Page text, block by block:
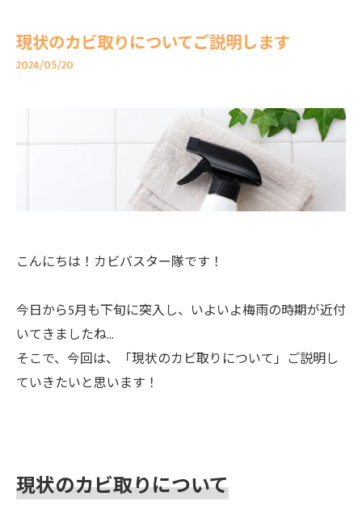
現状のカビ取りについてご説明します
2024/05/20
こんにちは！カビバスター隊です！
今日から5月も下旬に突入し、いよいよ梅雨の時期が近付
いてきましたね…
そこで、今回は、「現状のカビ取りについて」ご説明し
ていきたいと思います！
現状のカビ取りについて